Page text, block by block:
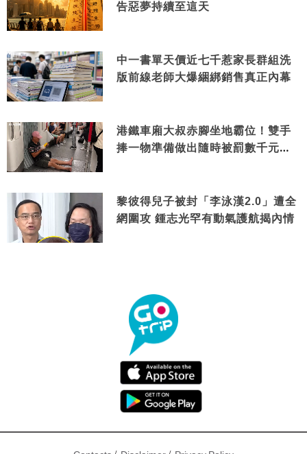
告惡夢持續至這天
中一書單天價近七千惹家長群組洗
版前線老師大爆綑綁銷售真正內幕
港鐵車廂大叔赤腳坐地霸位！雙手
捧一物準備做出隨時被罰數千元舉
黎彼得兒子被封「李泳漢2.0」遭全
網圍攻 鍾志光罕有動氣護航揭內情